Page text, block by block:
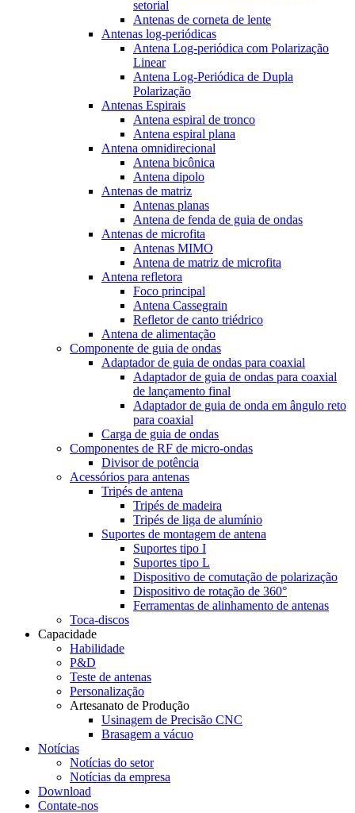
setorial
Antenas de corneta de lente
Antenas log-periódicas
Antena Log-periódica com Polarização
Linear
Antena Log-Periódica de Dupla
Polarização
Antenas Espirais
Antena espiral de tronco
Antena espiral plana
Antena omnidirecional
Antena bicônica
Antena dipolo
Antenas de matriz
Antenas planas
Antena de fenda de guia de ondas
Antenas de microfita
Antenas MIMO
Antena de matriz de microfita
Antena refletora
Foco principal
Antena Cassegrain
Refletor de canto triédrico
Antena de alimentação
Componente de guia de ondas
Adaptador de guia de ondas para coaxial
Adaptador de guia de ondas para coaxial
de lançamento final
Adaptador de guia de onda em ângulo reto
para coaxial
Carga de guia de ondas
Componentes de RF de micro-ondas
Divisor de potência
Acessórios para antenas
Tripés de antena
Tripés de madeira
Tripés de liga de alumínio
Suportes de montagem de antena
Suportes tipo I
Suportes tipo L
Dispositivo de comutação de polarização
Dispositivo de rotação de 360°
Ferramentas de alinhamento de antenas
Toca-discos
Capacidade
Habilidade
P&D
Teste de antenas
Personalização
Artesanato de Produção
Usinagem de Precisão CNC
Brasagem a vácuo
Notícias
Notícias do setor
Notícias da empresa
Download
Contate-nos